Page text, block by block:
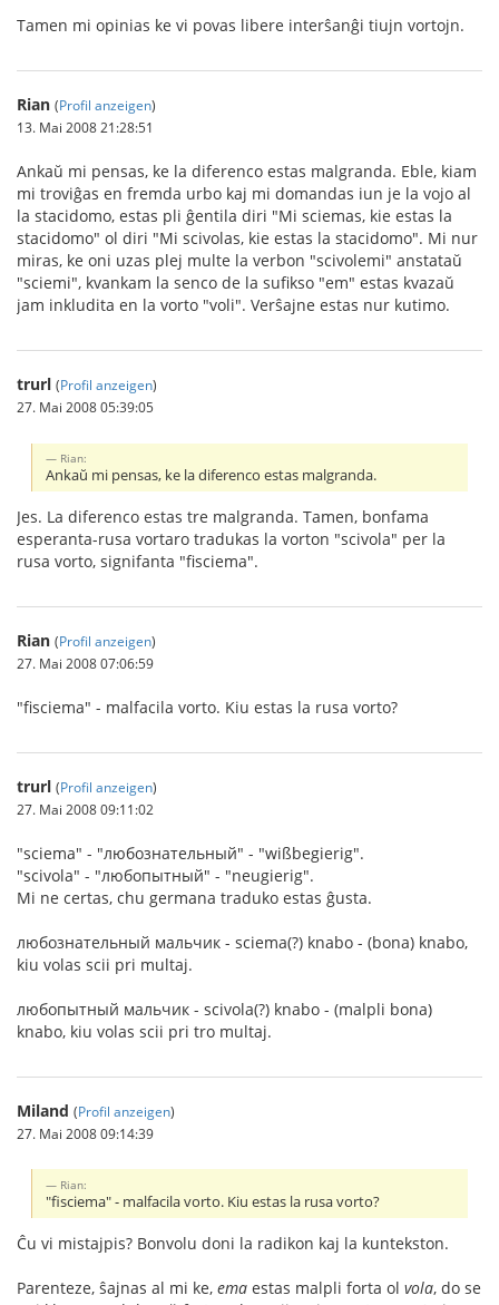
Tamen mi opinias ke vi povas libere interŝanĝi tiujn vortojn.
Rian (Profil anzeigen)
13. Mai 2008 21:28:51
Ankaŭ mi pensas, ke la diferenco estas malgranda. Eble, kiam
mi troviĝas en fremda urbo kaj mi domandas iun je la vojo al
la stacidomo, estas pli ĝentila diri "Mi sciemas, kie estas la
stacidomo" ol diri "Mi scivolas, kie estas la stacidomo". Mi nur
miras, ke oni uzas plej multe la verbon "scivolemi" anstataŭ
"sciemi", kvankam la senco de la sufikso "em" estas kvazaŭ
jam inkludita en la vorto "voli". Verŝajne estas nur kutimo.
trurl (Profil anzeigen)
27. Mai 2008 05:39:05
Rian:
Ankaŭ mi pensas, ke la diferenco estas malgranda.
Jes. La diferenco estas tre malgranda. Tamen, bonfama
esperanta-rusa vortaro tradukas la vorton "scivola" per la
rusa vorto, signifanta "fisciema".
Rian (Profil anzeigen)
27. Mai 2008 07:06:59
"fisciema" - malfacila vorto. Kiu estas la rusa vorto?
trurl (Profil anzeigen)
27. Mai 2008 09:11:02
"sciema" - "любознательный" - "wißbegierig".
"scivola" - "любопытный" - "neugierig".
Mi ne certas, chu germana traduko estas ĝusta.
любознательный мальчик - sciema(?) knabo - (bona) knabo,
kiu volas scii pri multaj.
любопытный мальчик - scivola(?) knabo - (malpli bona)
knabo, kiu volas scii pri tro multaj.
Miland (Profil anzeigen)
27. Mai 2008 09:14:39
Rian:
"fisciema" - malfacila vorto. Kiu estas la rusa vorto?
Ĉu vi mistajpis? Bonvolu doni la radikon kaj la kuntekston.
Parenteze, ŝajnas al mi ke, ema estas malpli forta ol vola, do se